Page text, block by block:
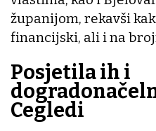
županijom, rekavši
financijski, ali i na
Posjetila ih i
Cegledi